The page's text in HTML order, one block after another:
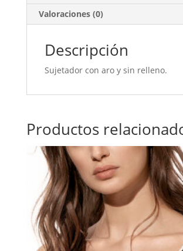
Valoraciones (0)
Descripción
Sujetador con aro y sin relleno.
Productos